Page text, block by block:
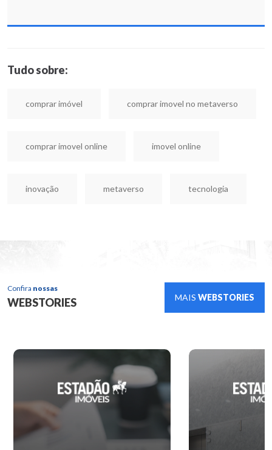
Tudo sobre:
comprar imóvel comprar imovel no metaverso
comprar imovel online imovel online
inovação metaverso tecnologia
Confira nossas
WEBSTORIES MAIS WEBSTORIES